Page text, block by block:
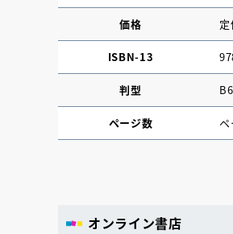
価格 定
ISBN-13
判型 B6
ページ数 ペ
オンライン書店